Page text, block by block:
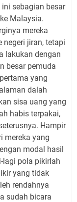
sebagian besar
Malaysia.
mereka
negeri jiran, tetapi
lakukan dengan
besar pemuda
yang
dalah
sisa uang yang
habis terpakai,
Hampir
mereka yang
modal hasil
lagi pola pikirlah
yang tidak
rendahnya
sudah bicara